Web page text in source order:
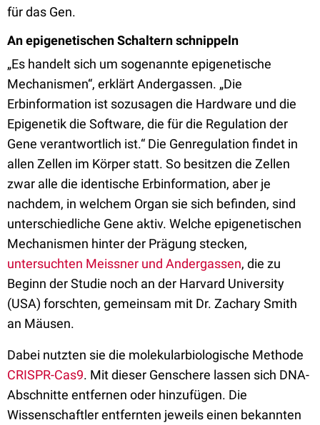
für das Gen.
An epigenetischen Schaltern schnippeln
„Es handelt sich um sogenannte epigenetische
Mechanismen“, erklärt Andergassen. „Die
Erbinformation ist sozusagen die Hardware und die
Epigenetik die Software, die für die Regulation der
Gene verantwortlich ist.“ Die Genregulation findet in
allen Zellen im Körper statt. So besitzen die Zellen
zwar alle die identische Erbinformation, aber je
nachdem, in welchem Organ sie sich befinden, sind
unterschiedliche Gene aktiv. Welche epigenetischen
Mechanismen hinter der Prägung stecken,
untersuchten Meissner und Andergassen, die zu
Beginn der Studie noch an der Harvard University
(USA) forschten, gemeinsam mit Dr. Zachary Smith
an Mäusen.
Dabei nutzten sie die molekularbiologische Methode
CRISPR-Cas9. Mit dieser Genschere lassen sich DNA-
Abschnitte entfernen oder hinzufügen. Die
Wissenschaftler entfernten jeweils einen bekannten